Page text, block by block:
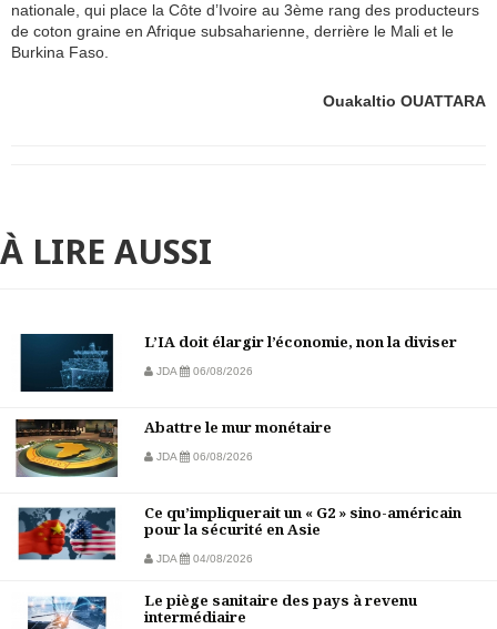
nationale, qui place la Côte d’Ivoire au 3ème rang des producteurs
de coton graine en Afrique subsaharienne, derrière le Mali et le
Burkina Faso.
Ouakaltio OUATTARA
À LIRE AUSSI
L’IA doit élargir l’économie, non la diviser
JDA 06/08/2026
Abattre le mur monétaire
JDA 06/08/2026
Ce qu’impliquerait un « G2 » sino-américain
pour la sécurité en Asie
JDA 04/08/2026
Le piège sanitaire des pays à revenu
intermédiaire